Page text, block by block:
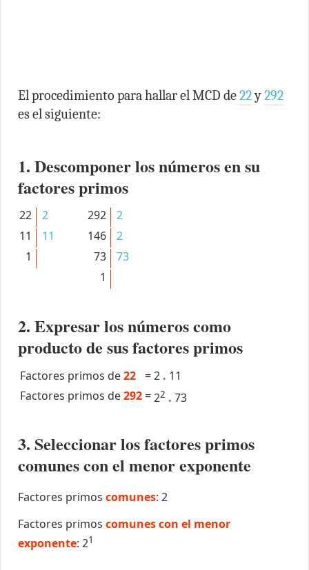
El procedimiento para hallar el MCD de22y292
es el siguiente:
1. Descomponer los números en su
factores primos
22
2
11
11
1
292
2
146
2
73
73
1
2. Expresar los números como
producto de sus factores primos
Factores primos de22 =2 . 11
Factores primos de292 =22 . 73
3. Seleccionar los factores primos
comunes con el menor exponente
Factores primos comunes: 2
Factores primos comunes con el menor
exponente: 21